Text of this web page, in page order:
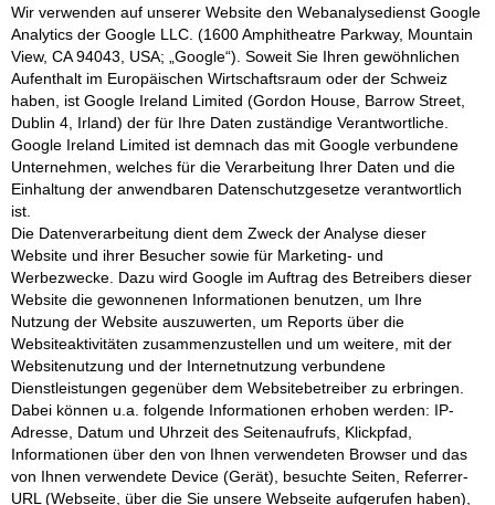
Wir verwenden auf unserer Website den Webanalysedienst Google
Analytics der Google LLC. (1600 Amphitheatre Parkway, Mountain
View, CA 94043, USA; „Google“). Soweit Sie Ihren gewöhnlichen
Aufenthalt im Europäischen Wirtschaftsraum oder der Schweiz
haben, ist Google Ireland Limited (Gordon House, Barrow Street,
Dublin 4, Irland) der für Ihre Daten zuständige Verantwortliche.
Google Ireland Limited ist demnach das mit Google verbundene
Unternehmen, welches für die Verarbeitung Ihrer Daten und die
Einhaltung der anwendbaren Datenschutzgesetze verantwortlich
ist.
Die Datenverarbeitung dient dem Zweck der Analyse dieser
Website und ihrer Besucher sowie für Marketing- und
Werbezwecke. Dazu wird Google im Auftrag des Betreibers dieser
Website die gewonnenen Informationen benutzen, um Ihre
Nutzung der Website auszuwerten, um Reports über die
Websiteaktivitäten zusammenzustellen und um weitere, mit der
Websitenutzung und der Internetnutzung verbundene
Dienstleistungen gegenüber dem Websitebetreiber zu erbringen.
Dabei können u.a. folgende Informationen erhoben werden: IP-
Adresse, Datum und Uhrzeit des Seitenaufrufs, Klickpfad,
Informationen über den von Ihnen verwendeten Browser und das
von Ihnen verwendete Device (Gerät), besuchte Seiten, Referrer-
URL (Webseite, über die Sie unsere Webseite aufgerufen haben),